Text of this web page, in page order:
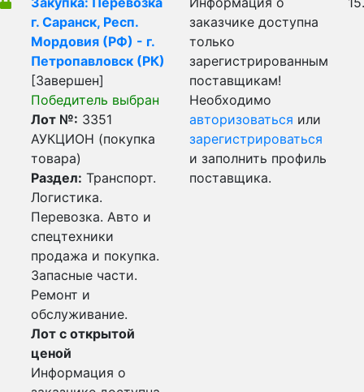
г. Саранск, Респ.
Мордовия (РФ) - г.
Петропавловск (РК)
[Завершен]
Победитель выбран
Лот №: 3351
АУКЦИОН (покупка
товара)
Раздел: Транспорт.
Логистика.
Перевозка. Авто и
спецтехники
продажа и покупка.
Запасные части.
Ремонт и
обслуживание.
Лот с открытой
ценой
Информация о
заказчике доступна
только
зарегистрированным
поставщикам!
Необходимо
авторизоваться или
зарегистрироваться
и заполнить профиль
поставщика.